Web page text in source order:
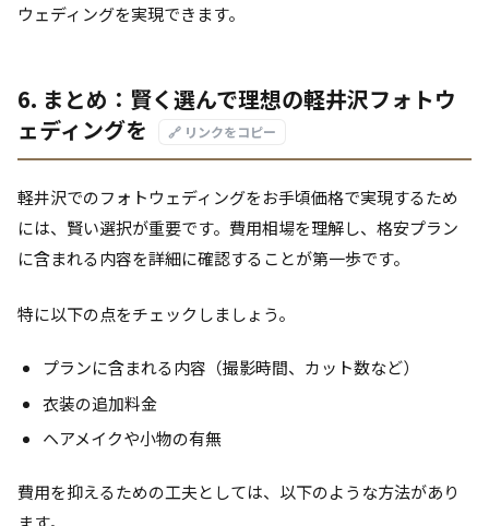
ウェディングを実現できます。
6. まとめ：賢く選んで理想の軽井沢フォトウ
ェディングを
🔗 リンクをコピー
軽井沢でのフォトウェディングをお手頃価格で実現するため
には、賢い選択が重要です。費用相場を理解し、格安プラン
に含まれる内容を詳細に確認することが第一歩です。
特に以下の点をチェックしましょう。
プランに含まれる内容（撮影時間、カット数など）
衣装の追加料金
ヘアメイクや小物の有無
費用を抑えるための工夫としては、以下のような方法があり